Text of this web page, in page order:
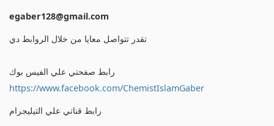
egaber128@gmail.com
تقدر تتواصل معايا من خلال الروابط دي
رابط صفحتي علي الفيس بوك
https://www.facebook.com/ChemistIslamGaber
رابط قناتي علي التيليجرام